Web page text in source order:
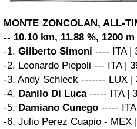
MONTE ZONCOLAN, ALL-
-- 10.10 km, 11.88 %, 1200
-1. Gilberto Simoni ---- ITA |
-2. Leonardo Piepoli --- ITA |
-3. Andy Schleck ------- LUX |
-4. Danilo Di Luca----- ITA |
-5. Damiano Cunego -----
-6. Julio Perez Cuapio - MEX